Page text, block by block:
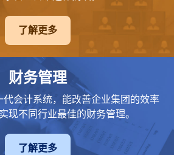
了解更多
财务管理
会计系统，能改善企业集团的效率
现不同行业最佳的财务管理。
了解更多